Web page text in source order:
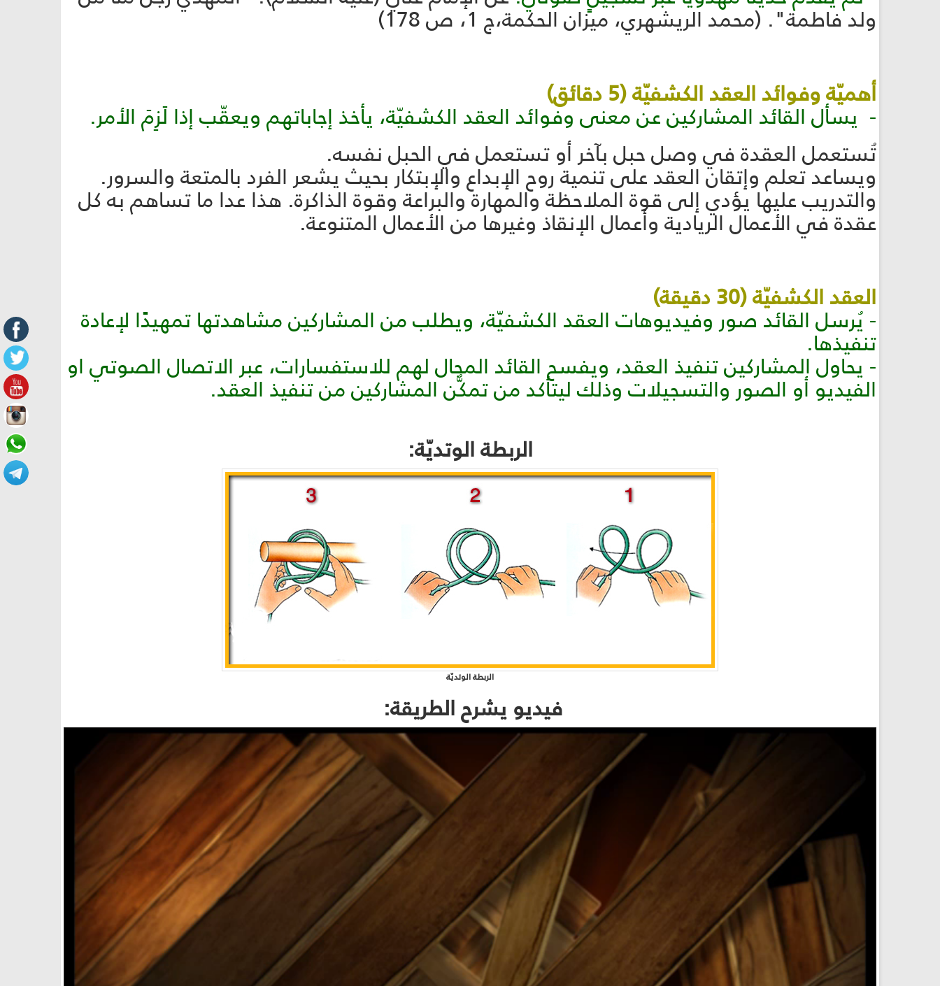
ولد فاطمة". (محمد الريشهري، ميزان الحكمة،ج 1، ص 178)
أهميّة وفوائد العقد الكشفيّة (5 دقائق)
- يسأل القائد المشاركين عن معنى وفوائد العقد الكشفيّة، يأخذ إجاباتهم ويعقّب إذا لَزِمَ الأمر.
تُستعمل العقدة في وصل حبل بآخر أو تستعمل في الحبل نفسه.
ويساعد تعلم وإتقان العقد على تنمية روح الإبداع والإبتكار بحيث يشعر الفرد بالمتعة والسرور.
والتدريب عليها يؤدي إلى قوة الملاحظة والمهارة والبراعة وقوة الذاكرة. هذا عدا ما تساهم به كل
عقدة في الأعمال الريادية وأعمال الإنقاذ وغيرها من الأعمال المتنوعة.
العقد الكشفيّة (30 دقيقة)
- يُرسل القائد صور وفيديوهات العقد الكشفيّة، ويطلب من المشاركين مشاهدتها تمهيدًا لإعادة
تنفيذها.
- يحاول المشاركين تنفيذ العقد، ويفسح القائد المجال لهم للاستفسارات، عبر الاتصال الصوتي او
الفيديو أو الصور والتسجيلات وذلك ليتأكد من تمكُّن المشاركين من تنفيذ العقد.
الربطة الوتديّة:
الربطة الوتديّة
فيديو يشرح الطريقة: